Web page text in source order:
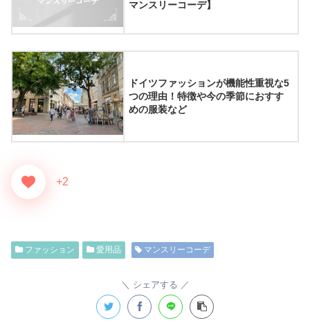
マンスリーコーデ】
ドイツファッションが機能性重視な5
つの理由！特徴や今の季節におすす
めの服装など
+2
ファッション 愛用品 マンスリーコーデ
シェアする